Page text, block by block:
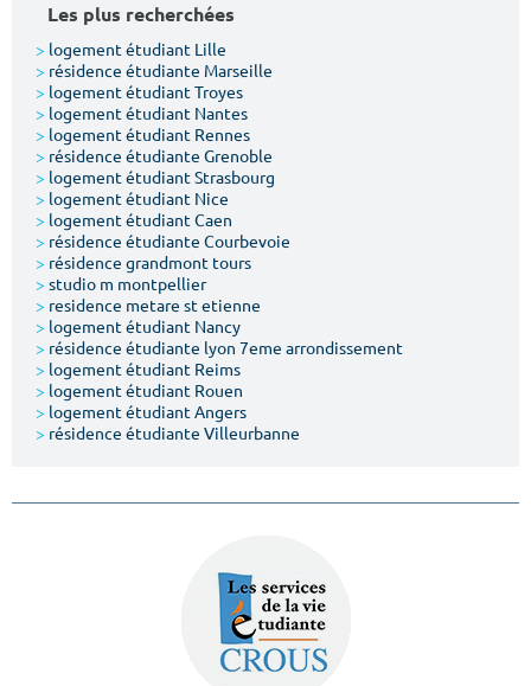
Type de location
Votre date d'entrée
Chercher
Les plus recherchées
> logement étudiant Lille
> résidence étudiante Marseille
> logement étudiant Troyes
> logement étudiant Nantes
> logement étudiant Rennes
> résidence étudiante Grenoble
> logement étudiant Strasbourg
> logement étudiant Nice
> logement étudiant Caen
> résidence étudiante Courbevoie
> résidence grandmont tours
> studio m montpellier
> residence metare st etienne
> logement étudiant Nancy
> résidence étudiante lyon 7eme arrondissement
> logement étudiant Reims
> logement étudiant Rouen
> logement étudiant Angers
> résidence étudiante Villeurbanne